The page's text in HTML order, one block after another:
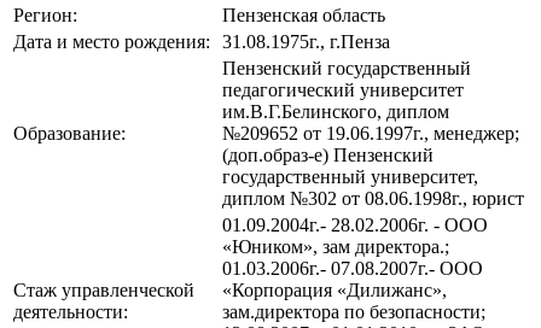
Регион:
Пензенская область
Дата и место рождения:
31.08.1975г., г.Пенза
Образование:
Пензенский государственный
педагогический университет
им.В.Г.Белинского, диплом
№209652 от 19.06.1997г., менеджер;
(доп.образ-е) Пензенский
государственный университет,
диплом №302 от 08.06.1998г., юрист
Стаж управленческой
деятельности:
01.09.2004г.- 28.02.2006г. - ООО
«Юником», зам директора.;
01.03.2006г.- 07.08.2007г.- ООО
«Корпорация «Дилижанс»,
зам.директора по безопасности;